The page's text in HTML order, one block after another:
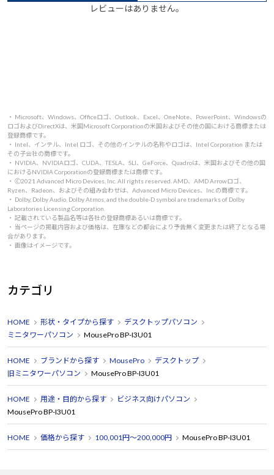
レビューはありません。
・ Microsoft、Windows、Officeロゴ、Outlook、Excel、OneNote、PowerPoint、Windowsの
ロゴおよびDirectXは、米国Microsoft Corporationの米国およびその他の国における商標または
登録商標です。
・ Intel、インテル、Intel ロゴ、その他のインテルの名称やロゴは、Intel Corporation または
その子会社の商標です。
・ NVIDIA、NVIDIAロゴ、CUDA、TESLA、SLI、GeForce、Quadroは、米国およびその他の国
におけるNVIDIA Corporationの登録商標または商標です。
・ 🄫2021 Advanced Micro Devices, Inc. All rights reserved. AMD、AMD Arrowロゴ、
Ryzen、Radeon、およびその組み合わせは、Advanced Micro Devices、Inc.の商標です。
・ Dolby, Dolby Audio, Dolby Atmos, and the double-D symbol are trademarks of Dolby
Laboratories Licensing Corporation.
・ 記載されている製品名等は各社の登録商標あるいは商標です。
・ 当ページの掲載内容および価格は、在庫などの都合により予告無く変更または終了となる場
合があります。
・ 画像はイメージです。
カテゴリ
HOME 形状・タイプから探す
デスクトップパソコン
ミニタワーパソコン
MousePro BP-I3U01
HOME ブランドから探す MousePro
デスクトップ
旧ミニタワーパソコン
MousePro BP-I3U01
HOME 用途・目的から探す
ビジネス向けパソコン
MousePro BP-I3U01
HOME 価格から探す 100,001円～200,000円 MousePro BP-I3U01